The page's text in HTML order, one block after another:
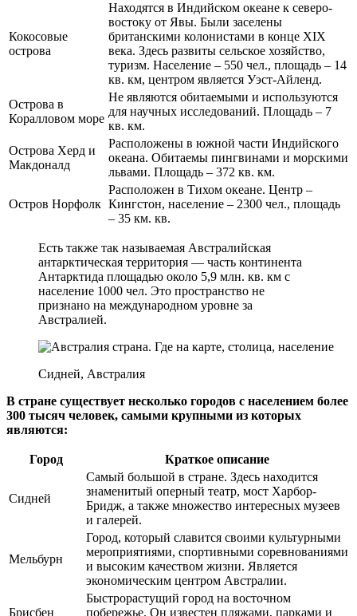
Кокосовые
острова
Находятся в Индийском океане к северо-
востоку от Явы. Были заселены
британскими колонистами в конце XIX
века. Здесь развиты сельское хозяйство,
туризм. Население – 550 чел., площадь – 14
кв. км, центром является Уэст-Айленд.
Острова в
Коралловом море
Не являются обитаемыми и используются
для научных исследований. Площадь – 7
кв. км.
Острова Херд и
Макдоналд
Расположены в южной части Индийского
океана. Обитаемы пингвинами и морскими
львами. Площадь – 372 кв. км.
Остров Норфолк
Расположен в Тихом океане. Центр –
Кингстон, население – 2300 чел., площадь
– 35 км. кв.
Есть также так называемая Австралийская
антарктическая территория — часть континента
Антарктида площадью около 5,9 млн. кв. км с
население 1000 чел. Это пространство не
признано на международном уровне за
Австралией.
Сидней, Австралия
В стране существует несколько городов с населением более
300 тысяч человек, самыми крупными из которых
являются:
Город Краткое описание
Сидней
Самый большой в стране. Здесь находится
знаменитый оперный театр, мост Харбор-
Бридж, а также множество интересных музеев
и галерей.
Мельбурн
Город, который славится своими культурными
мероприятиями, спортивными соревнованиями
и высоким качеством жизни. Является
экономическим центром Австралии.
Брисбен
Быстрорастущий город на восточном
побережье. Он известен пляжами, парками и